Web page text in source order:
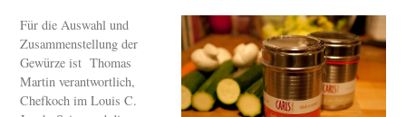
Für die Auswahl und
Zusammenstellung der
Gewürze ist Thomas
Martin verantwortlich,
Chefkoch im Louis C.